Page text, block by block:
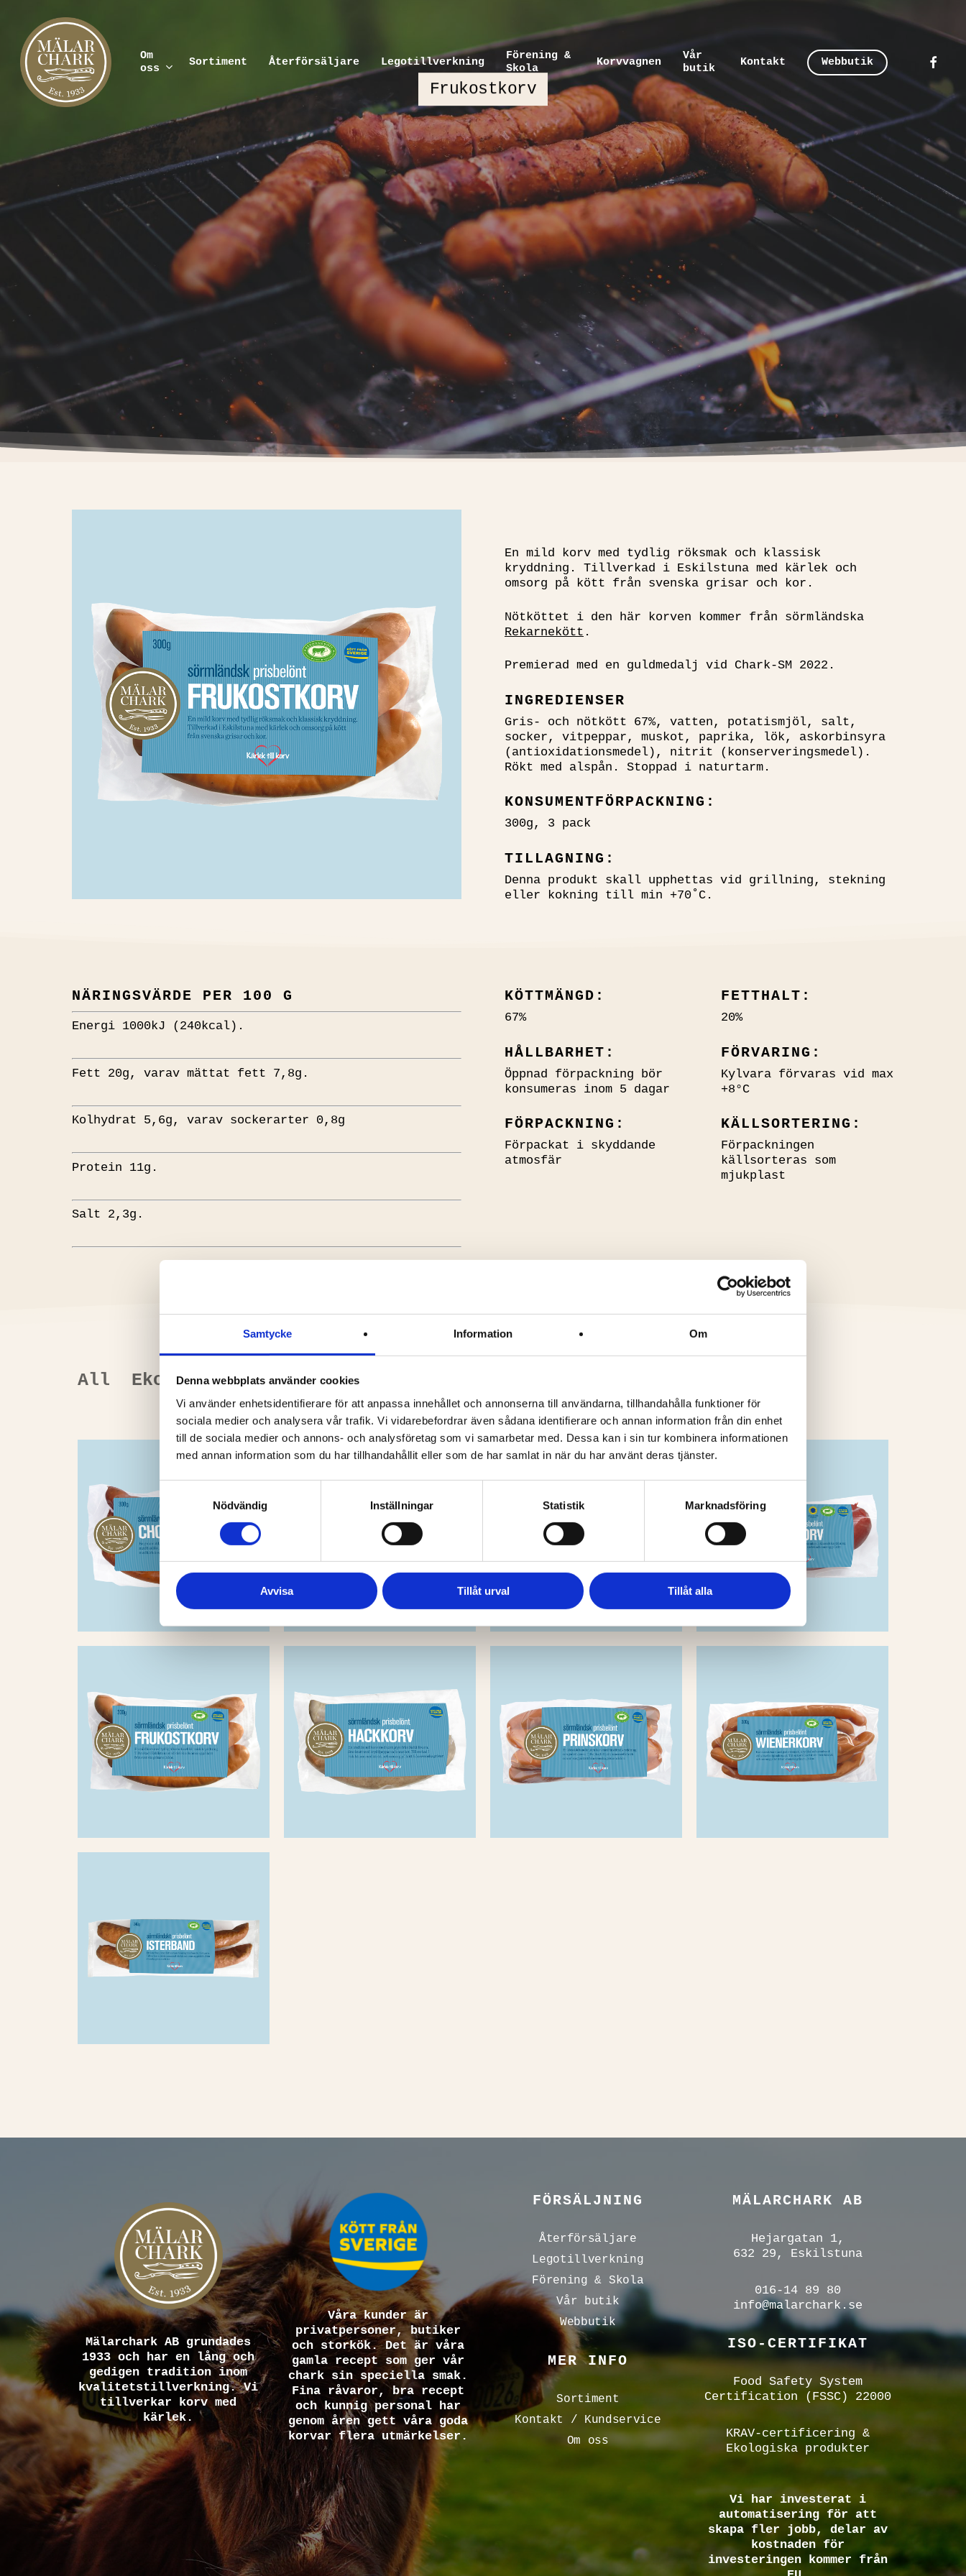
Samtycke Information Om
Denna webbplats använder cookies
Vi använder enhetsidentifierare för att anpassa innehållet och annonserna till användarna, tillhandahålla funktioner för
sociala medier och analysera vår trafik. Vi vidarebefordrar även sådana identifierare och annan information från din enhet
till de sociala medier och annons- och analysföretag som vi samarbetar med. Dessa kan i sin tur kombinera informationen
med annan information som du har tillhandahållit eller som de har samlat in när du har använt deras tjänster.
Samtyckesval
Nödvändig
Inställningar Statistik Marknadsföring
Avvisa Tillåt urval Tillåt alla
main
content
Om
oss
Sortiment Återförsäljare Legotillverkning
Förening &
Skola
Korvvagnen
Vår
butik
Kontakt Webbutik
Frukostkorv
En mild korv med tydlig röksmak och klassisk
kryddning. Tillverkad i Eskilstuna med kärlek och
omsorg på kött från svenska grisar och kor.
Nötköttet i den här korven kommer från sörmländska
Rekarnekött .
Premierad med en guldmedalj vid Chark-SM 2022.
INGREDIENSER
Gris- och nötkött 67%, vatten, potatismjöl, salt,
socker, vitpeppar, muskot, paprika, lök, askorbinsyra
(antioxidationsmedel), nitrit (konserveringsmedel).
Rökt med alspån. Stoppad i naturtarm.
KONSUMENTFÖRPACKNING:
300g, 3 pack
TILLAGNING:
Denna produkt skall upphettas vid grillning, stekning
eller kokning till min +70˚C.
NÄRINGSVÄRDE PER 100 G
Energi 1000kJ (240kcal).
Fett 20g, varav mättat fett 7,8g.
Kolhydrat 5,6g, varav sockerarter 0,8g
Protein 11g.
Salt 2,3g.
KÖTTMÄNGD:
67%
HÅLLBARHET:
Öppnad förpackning bör
konsumeras inom 5 dagar
FÖRPACKNING:
Förpackat i skyddande
atmosfär
FETTHALT:
20%
FÖRVARING:
Kylvara förvaras vid max
+8°C
KÄLLSORTERING:
Förpackningen
källsorteras som
mjukplast
All Ekologisk Korv Krav
Mälarchark AB grundades
1933 och har en lång och
gedigen tradition inom
kvalitetstillverkning. Vi
tillverkar korv med
kärlek.
Våra kunder är
privatpersoner, butiker
och storkök. Det är våra
gamla recept som ger vår
chark sin speciella smak.
Fina råvaror, bra recept
och kunnig personal har
genom åren gett våra goda
korvar flera utmärkelser.
FÖRSÄLJNING
Återförsäljare
Legotillverkning
Förening & Skola
Vår butik
Webbutik
MER INFO
Sortiment
Kontakt / Kundservice
Om oss
MÄLARCHARK AB
Hejargatan 1,
632 29, Eskilstuna
016-14 89 80
info@malarchark.se
ISO-CERTIFIKAT
Food Safety System
Certification (FSSC) 22000
KRAV-certificering &
Ekologiska produkter
Vi har investerat i
automatisering för att
skapa fler jobb, delar av
kostnaden för
investeringen kommer från